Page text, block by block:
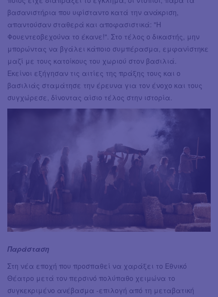
βασανιστήρια που υφίσταντο κατά την ανάκριση,
απαντούσαν σταθερά και αποφασιστικά: "Η
Φουεντεοβεχούνα το έκανε!". Στο τέλος ο δικαστής, μην
μπορώντας να βγάλει κάποιο συμπέρασμα, εμφανίστηκε
μαζί με τους κατοίκους του χωριού στον βασιλιά.
Εκείνοι εξήγησαν τις αιτίες της πράξης τους και ο
βασιλιάς σταμάτησε την έρευνα για τον ένοχο και τους
συγχώρεσε, δίνοντας αίσιο τέλος στην ιστορία.
Παράσταση
Στη νέα εποχή που προσπαθεί να χαράξει το Εθνικό
Θέατρο μετά τον περσινό πολύπαθο χειμώνα το
συγκεκριμένο ανέβασμα -επιλογή από τη μεταβατική